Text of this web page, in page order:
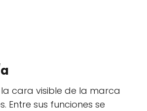
la cara visible de la marca
Entre sus funciones se